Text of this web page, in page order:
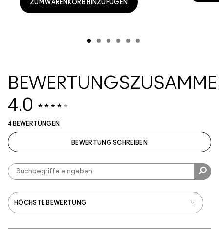
ZUM WARENKORB HINZUFÜGEN
4.0
4 BEWERTUNGEN
BEWERTUNG SCHREIBEN